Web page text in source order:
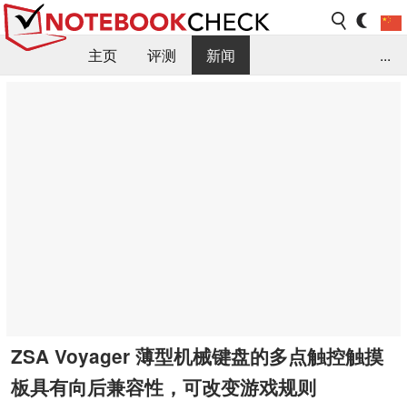
主页 评测
新闻
...
ZSA Voyager 薄型机械键盘的多点触控触摸
板具有向后兼容性，可改变游戏规则